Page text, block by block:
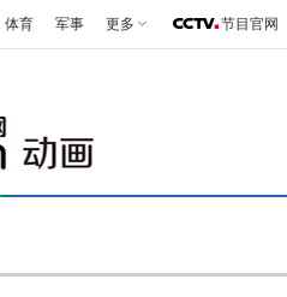
体育 军事 更多 节目官网